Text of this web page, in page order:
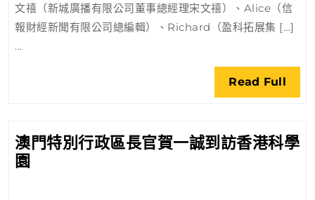
港
信
源
自
支
文禧（新城廣播有限公司董事總經理宋文禧）、Alice（信
報財經新聞有限公司總編輯）、Richard（盈科拓展集 […]
...
Read Full
Full
澳門特別行政區長官賀一誠到訪香港科學
園